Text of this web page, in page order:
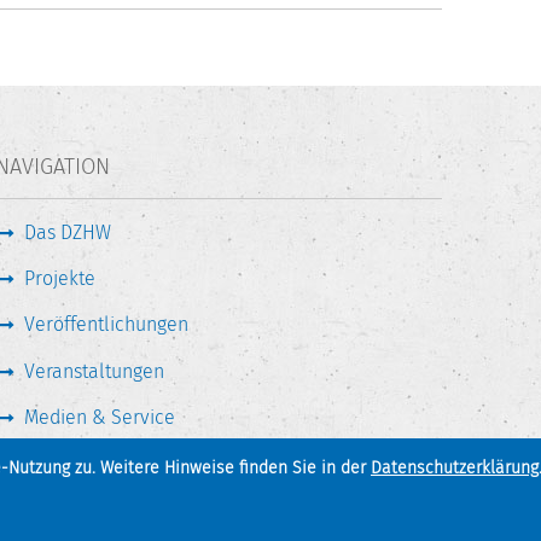
zu. Weitere Hinweise finden Sie in der Datenschutzerklärung.
und den Lebenshaltungskosten
Das DZHW
Projekte
Veröffentlichungen
Veranstaltungen
Medien & Service